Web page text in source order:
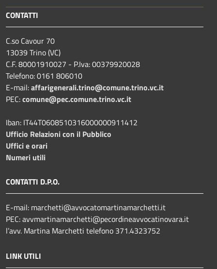
CONTATTI
C.so Cavour 70
13039 Trino (VC)
C.F. 80001910027 - P.Iva: 00379920028
Telefono: 0161 806010
E-mail:affarigenerali.trino@comune.trino.vc.it
PEC:comune@pec.comune.trino.vc.it
Iban: IT44T0608510316000000911412
Ufficio Relazioni con il Pubblico
Uffici e orari
Numeri utili
CONTATTI D.P.O.
E-mail: marchetti@avvocatomartinamarchetti.it
PEC:avvmartinamarchetti@pecordineavvocatinovara.it
l’avv. Martina Marchetti telefono 371.4323752
LINK UTILI